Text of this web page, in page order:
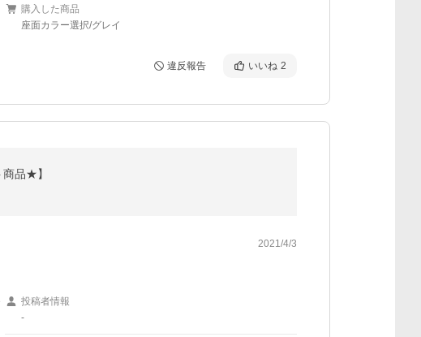
購入した商品
座面カラー選択/グレイ
違反報告 いいね 2
品★】
2021/4/3
投稿者情報
-